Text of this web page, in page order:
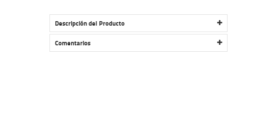
Descripción del Producto
CALISTENIA – BARRAS PARALELAS
Comentarios